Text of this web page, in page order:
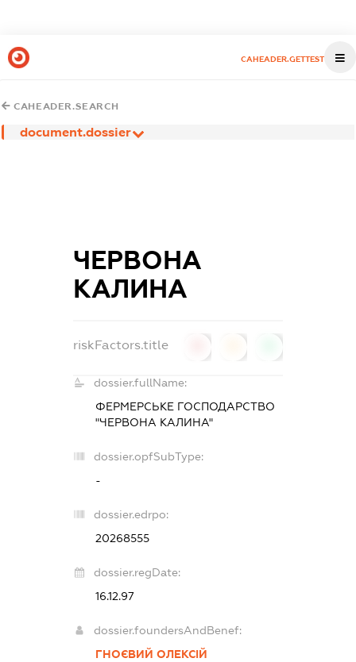
CAHEADER.GETTEST
CAHEADER.SEARCH
document.dossier
ЧЕРВОНА
КАЛИHА
riskFactors.title
dossier.fullName:
ФЕРМЕРСЬКЕ ГОСПОДАРСТВО
"ЧЕРВОНА КАЛИHА"
dossier.opfSubType:
-
dossier.edrpo:
20268555
dossier.regDate:
16.12.97
dossier.foundersAndBenef:
ГНОЄВИЙ ОЛЕКСІЙ